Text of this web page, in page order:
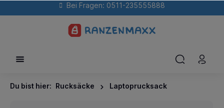
Bei Fragen: 0511-235555888
Du bist hier: Rucksäcke Laptoprucksack